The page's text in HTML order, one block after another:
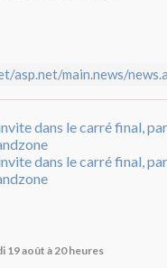
asp.net/main.news/
19 août à 20 heures